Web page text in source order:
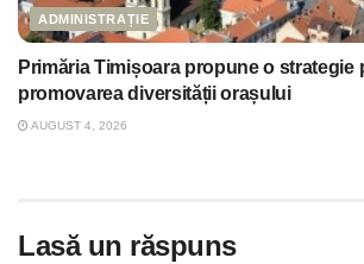
ADMINISTRAȚIE
Primăria Timișoara propune o strategie
promovarea diversității orașului
AUGUST 4, 2026
Lasă un răspuns